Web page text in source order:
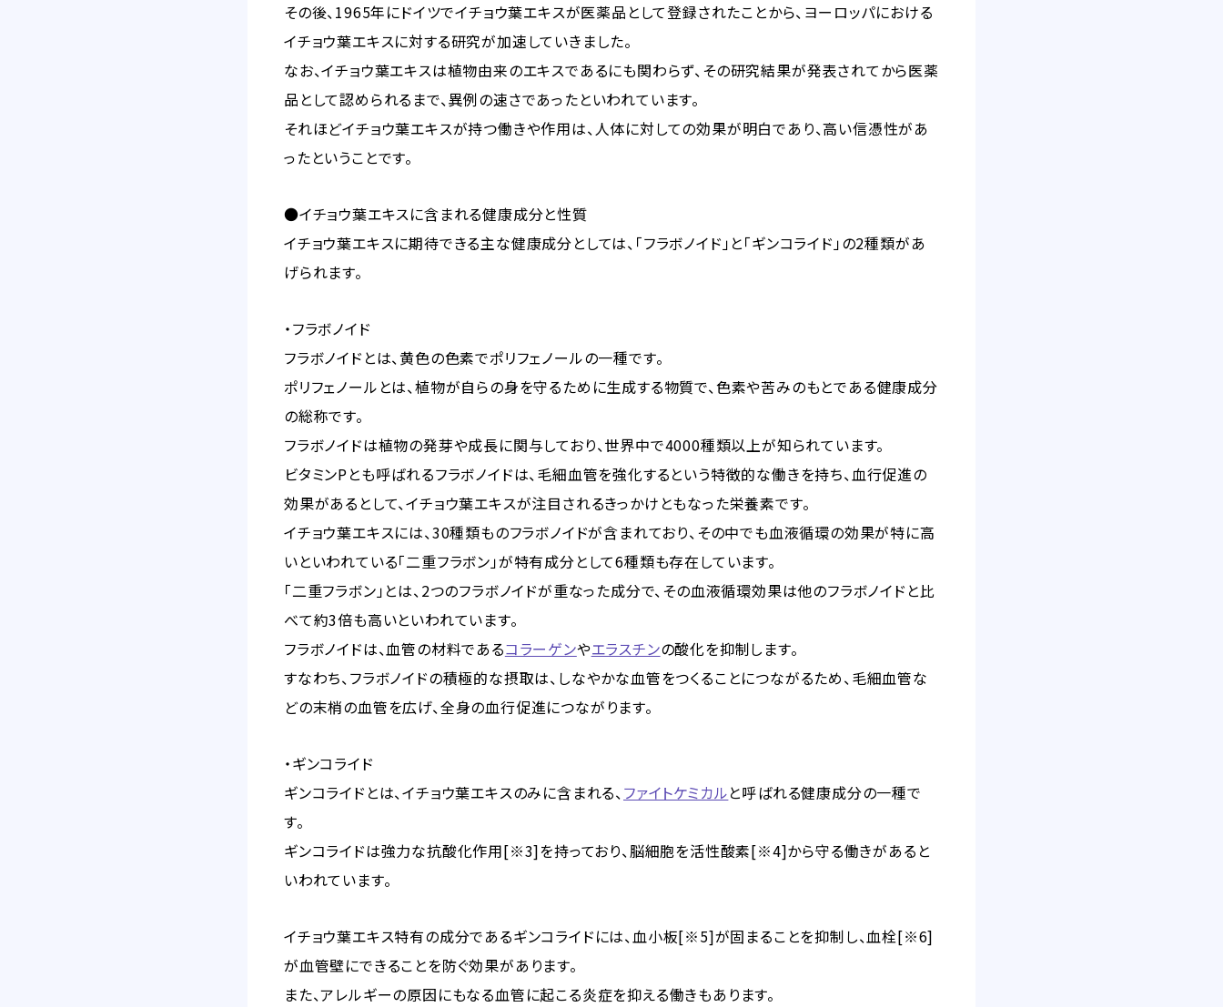
その後、1965年にドイツでイチョウ葉エキスが医薬品として登録されたことから、ヨーロッパにおける
イチョウ葉エキスに対する研究が加速していきました。
なお、イチョウ葉エキスは植物由来のエキスであるにも関わらず、その研究結果が発表されてから医薬
品として認められるまで、異例の速さであったといわれています。
それほどイチョウ葉エキスが持つ働きや作用は、人体に対しての効果が明白であり、高い信憑性があ
ったということです。
●イチョウ葉エキスに含まれる健康成分と性質
イチョウ葉エキスに期待できる主な健康成分としては、「フラボノイド」と「ギンコライド」の2種類があ
げられます。
・フラボノイド
フラボノイドとは、黄色の色素でポリフェノールの一種です。
ポリフェノールとは、植物が自らの身を守るために生成する物質で、色素や苦みのもとである健康成分
の総称です。
フラボノイドは植物の発芽や成長に関与しており、世界中で4000種類以上が知られています。
ビタミンPとも呼ばれるフラボノイドは、毛細血管を強化するという特徴的な働きを持ち、血行促進の
効果があるとして、イチョウ葉エキスが注目されるきっかけともなった栄養素です。
イチョウ葉エキスには、30種類ものフラボノイドが含まれており、その中でも血液循環の効果が特に高
いといわれている「二重フラボン」が特有成分として6種類も存在しています。
「二重フラボン」とは、2つのフラボノイドが重なった成分で、その血液循環効果は他のフラボノイドと比
べて約3倍も高いといわれています。
フラボノイドは、血管の材料であるコラーゲンやエラスチンの酸化を抑制します。
すなわち、フラボノイドの積極的な摂取は、しなやかな血管をつくることにつながるため、毛細血管な
どの末梢の血管を広げ、全身の血行促進につながります。
・ギンコライド
ギンコライドとは、イチョウ葉エキスのみに含まれる、ファイトケミカルと呼ばれる健康成分の一種で
す。
ギンコライドは強力な抗酸化作用[※3]を持っており、脳細胞を活性酸素[※4]から守る働きがあると
いわれています。
イチョウ葉エキス特有の成分であるギンコライドには、血小板[※5]が固まることを抑制し、血栓[※6]
が血管壁にできることを防ぐ効果があります。
また、アレルギーの原因にもなる血管に起こる炎症を抑える働きもあります。